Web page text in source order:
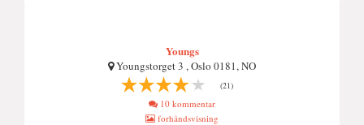
Youngs
Youngstorget 3 , Oslo 0181, NO
(21)
10 kommentar
forhåndsvisning